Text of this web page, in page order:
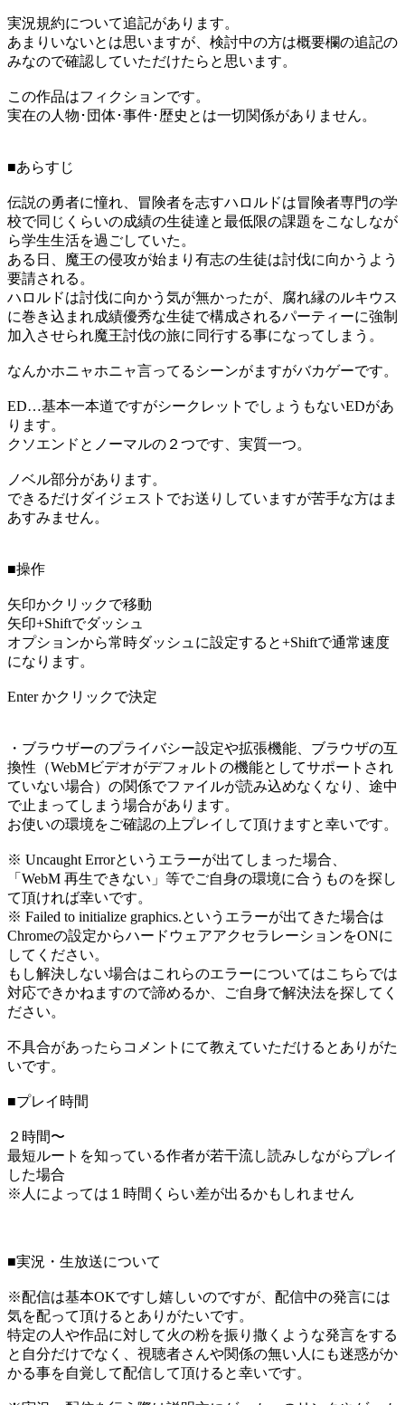
実況規約について追記があります。
あまりいないとは思いますが、検討中の方は概要欄の追記の
みなので確認していただけたらと思います。
この作品はフィクションです。
実在の人物･団体･事件･歴史とは一切関係がありません。
■あらすじ
伝説の勇者に憧れ、冒険者を志すハロルドは冒険者専門の学
校で同じくらいの成績の生徒達と最低限の課題をこなしなが
ら学生生活を過ごしていた。
ある日、魔王の侵攻が始まり有志の生徒は討伐に向かうよう
要請される。
ハロルドは討伐に向かう気が無かったが、腐れ縁のルキウス
に巻き込まれ成績優秀な生徒で構成されるパーティーに強制
加入させられ魔王討伐の旅に同行する事になってしまう。
なんかホニャホニャ言ってるシーンがますがバカゲーです。
ED…基本一本道ですがシークレットでしょうもないEDがあ
ります。
クソエンドとノーマルの２つです、実質一つ。
ノベル部分があります。
できるだけダイジェストでお送りしていますが苦手な方はま
あすみません。
■操作
矢印かクリックで移動
矢印+Shiftでダッシュ
オプションから常時ダッシュに設定すると+Shiftで通常速度
になります。
Enter かクリックで決定
・ブラウザーのプライバシー設定や拡張機能、ブラウザの互
換性（WebMビデオがデフォルトの機能としてサポートされ
ていない場合）の関係でファイルが読み込めなくなり、途中
で止まってしまう場合があります。
お使いの環境をご確認の上プレイして頂けますと幸いです。
※ Uncaught Errorというエラーが出てしまった場合、
「WebM 再生できない」等でご自身の環境に合うものを探し
て頂ければ幸いです。
※ Failed to initialize graphics.というエラーが出てきた場合は
Chromeの設定からハードウェアアクセラレーションをONに
してください。
もし解決しない場合はこれらのエラーについてはこちらでは
対応できかねますので諦めるか、ご自身で解決法を探してく
ださい。
不具合があったらコメントにて教えていただけるとありがた
いです。
■プレイ時間
２時間〜
最短ルートを知っている作者が若干流し読みしながらプレイ
した場合
※人によっては１時間くらい差が出るかもしれません
■実況・生放送について
※配信は基本OKですし嬉しいのですが、配信中の発言には
気を配って頂けるとありがたいです。
特定の人や作品に対して火の粉を振り撒くような発言をする
と自分だけでなく、視聴者さんや関係の無い人にも迷惑がか
かる事を自覚して配信して頂けると幸いです。